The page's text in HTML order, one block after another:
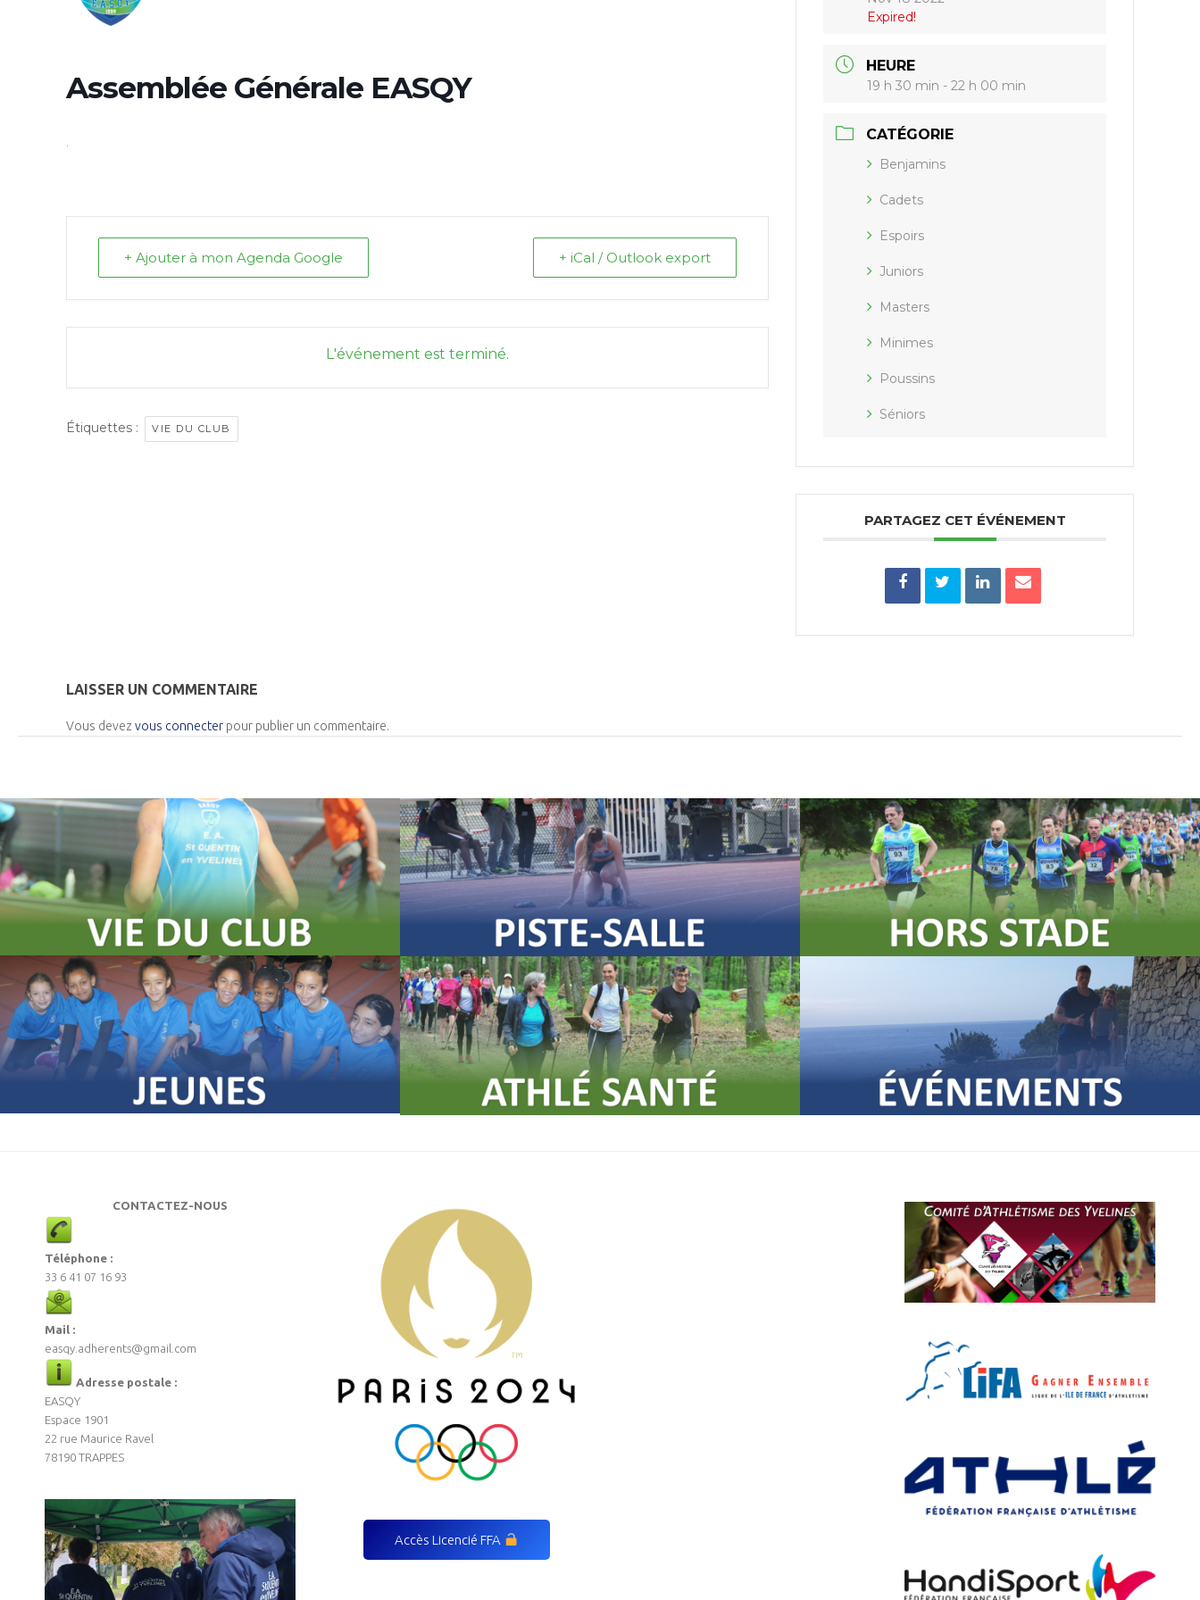
Assemblée Générale EASQY
+ Ajouter à mon Agenda Google + iCal / Outlook export
L'événement est terminé.
Étiquettes : VIE DU CLUB
Expired!
HEURE
19 h 30 min - 22 h 00 min
CATÉGORIE
Benjamins
Cadets
Espoirs
Juniors
Masters
Minimes
Poussins
Séniors
PARTAGEZ CET ÉVÉNEMENT
LAISSER UN COMMENTAIRE
Vous devez vous connecter pour publier un commentaire.
CONTACTEZ-NOUS
Téléphone :
33 6 41 07 16 93
Mail :
easqy.adherents@gmail.com
Adresse postale :
EASQY
Espace 1901
22 rue Maurice Ravel
78190 TRAPPES
Accès Licencié FFA